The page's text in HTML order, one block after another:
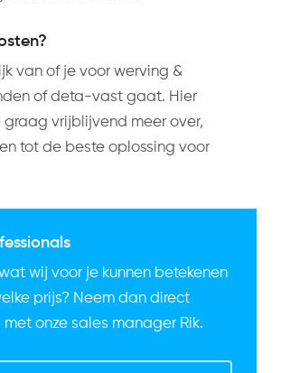
van of je voor werving &
of deta-vast gaat. Hier
graag vrijblijvend meer over,
tot de beste oplossing voor
wij voor je kunnen betekenen
prijs? Neem dan direct
onze sales manager Rik.